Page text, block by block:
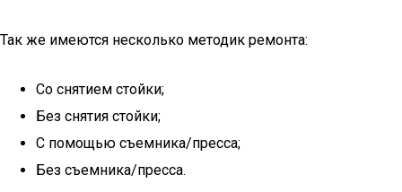
Так же имеются несколько методик ремонта:
Со снятием стойки;
Без снятия стойки;
С помощью съемника/пресса;
Без съемника/пресса.